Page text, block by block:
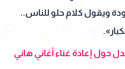
ويقول كلام حلو للناس..
إعادة غناء أغاني هاني